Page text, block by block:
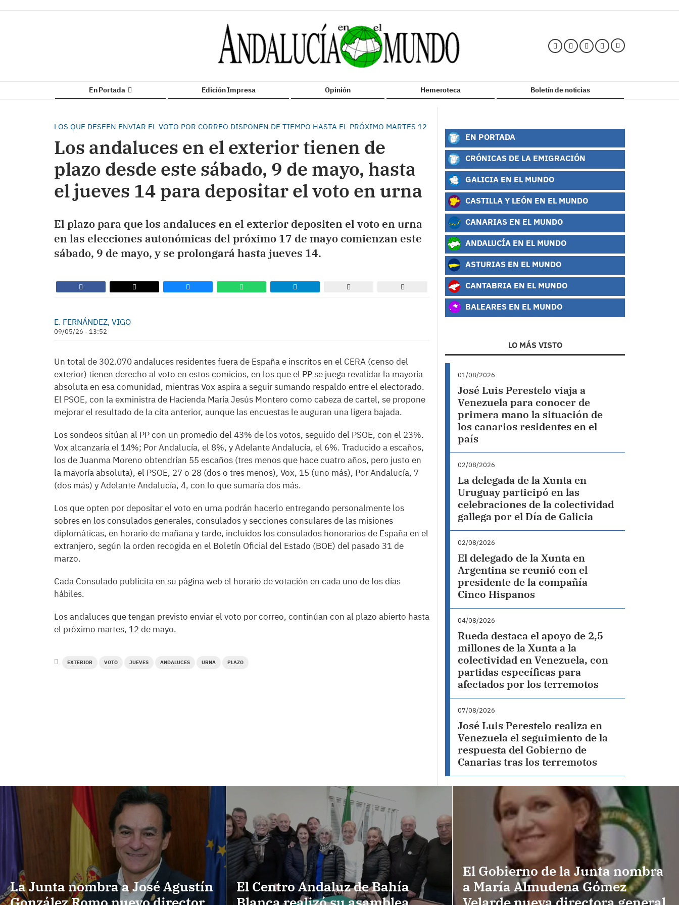
En Portada Edición Impresa Opinión Hemeroteca Boletín de noticias
LOS QUE DESEEN ENVIAR EL VOTO POR CORREO DISPONEN DE TIEMPO HASTA EL PRÓXIMO MARTES 12
Los andaluces en el exterior tienen de
plazo desde este sábado, 9 de mayo, hasta
el jueves 14 para depositar el voto en urna
El plazo para que los andaluces en el exterior depositen el voto en urna
en las elecciones autonómicas del próximo 17 de mayo comienzan este
sábado, 9 de mayo, y se prolongará hasta jueves 14.
E. FERNÁNDEZ, VIGO
09/05/26 - 13:52
Un total de 302.070 andaluces residentes fuera de España e inscritos en el CERA (censo del
exterior) tienen derecho al voto en estos comicios, en los que el PP se juega revalidar la mayoría
absoluta en esa comunidad, mientras Vox aspira a seguir sumando respaldo entre el electorado.
El PSOE, con la exministra de Hacienda María Jesús Montero como cabeza de cartel, se propone
mejorar el resultado de la cita anterior, aunque las encuestas le auguran una ligera bajada.
Los sondeos sitúan al PP con un promedio del 43% de los votos, seguido del PSOE, con el 23%.
Vox alcanzaría el 14%; Por Andalucía, el 8%, y Adelante Andalucía, el 6%. Traducido a escaños,
los de Juanma Moreno obtendrían 55 escaños (tres menos que hace cuatro años, pero justo en
la mayoría absoluta), el PSOE, 27 o 28 (dos o tres menos), Vox, 15 (uno más), Por Andalucía, 7
(dos más) y Adelante Andalucía, 4, con lo que sumaría dos más.
Los que opten por depositar el voto en urna podrán hacerlo entregando personalmente los
sobres en los consulados generales, consulados y secciones consulares de las misiones
diplomáticas, en horario de mañana y tarde, incluidos los consulados honorarios de España en el
extranjero, según la orden recogida en el Boletín Oficial del Estado (BOE) del pasado 31 de
marzo.
Cada Consulado publicita en su página web el horario de votación en cada uno de los días
hábiles.
Los andaluces que tengan previsto enviar el voto por correo, continúan con al plazo abierto hasta
el próximo martes, 12 de mayo.
EXTERIOR VOTO JUEVES ANDALUCES URNA PLAZO
EN PORTADA
CRÓNICAS DE LA EMIGRACIÓN
GALICIA EN EL MUNDO
CASTILLA Y LEÓN EN EL MUNDO
CANARIAS EN EL MUNDO
ANDALUCÍA EN EL MUNDO
ASTURIAS EN EL MUNDO
CANTABRIA EN EL MUNDO
BALEARES EN EL MUNDO
LO MÁS VISTO
01/08/2026
José Luis Perestelo viaja a
Venezuela para conocer de
primera mano la situación de
los canarios residentes en el
país
02/08/2026
La delegada de la Xunta en
Uruguay participó en las
celebraciones de la colectividad
gallega por el Día de Galicia
02/08/2026
El delegado de la Xunta en
Argentina se reunió con el
presidente de la compañía
Cinco Hispanos
04/08/2026
Rueda destaca el apoyo de 2,5
millones de la Xunta a la
colectividad en Venezuela, con
partidas específicas para
afectados por los terremotos
07/08/2026
José Luis Perestelo realiza en
Venezuela el seguimiento de la
respuesta del Gobierno de
Canarias tras los terremotos
La Junta nombra a José Agustín
El Centro Andaluz de Bahía
El Gobierno de la Junta nombra
a María Almudena Gómez